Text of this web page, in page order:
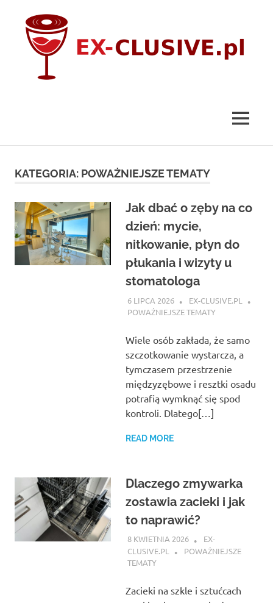
content
MENU
KATEGORIA: POWAŻNIEJSZE TEMATY
Jak dbać o zęby na co
dzień: mycie,
nitkowanie, płyn do
płukania i wizyty u
stomatologa
6 LIPCA 2026
EX-CLUSIVE.PL
POWAŻNIEJSZE TEMATY
Wiele osób zakłada, że samo
szczotkowanie wystarcza, a
tymczasem przestrzenie
międzyzębowe i resztki osadu
potrafią wymknąć się spod
kontroli. Dlatego[…]
READ MORE
Dlaczego zmywarka
zostawia zacieki i jak
to naprawić?
8 KWIETNIA 2026
EX-
CLUSIVE.PL
POWAŻNIEJSZE
TEMATY
Zacieki na szkle i sztućcach